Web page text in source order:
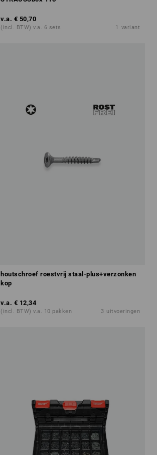
v.a. € 50,70
(incl. BTW) v.a. 6 sets 1 variant
houtschroef roestvrij staal-plus+verzonken
kop
v.a. € 12,34
(incl. BTW) v.a. 10 pakken 3 uitvoeringen